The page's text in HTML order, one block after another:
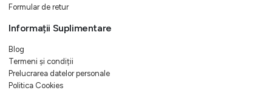
Formular de retur
Informații Suplimentare
Blog
Termeni și condiții
Prelucrarea datelor personale
Politica Cookies